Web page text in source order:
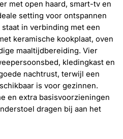
met open haard, smart-tv en
setting voor ontspannen
in verbinding met een
keramische kookplaat, oven
maaltijdbereiding. Vier
kledingkast en
nachtrust, terwijl een
is voor gezinnen.
en extra basisvoorzieningen
dragen bij aan het